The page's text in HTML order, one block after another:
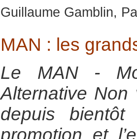
Guillaume Gamblin,
MAN : les
Le MAN -
Alternative
depuis
promotion et